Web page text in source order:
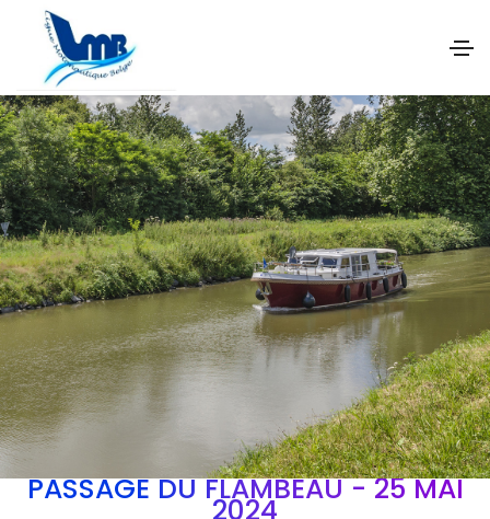
PASSAGE DU FLAMBEAU - 25 MAI
2024